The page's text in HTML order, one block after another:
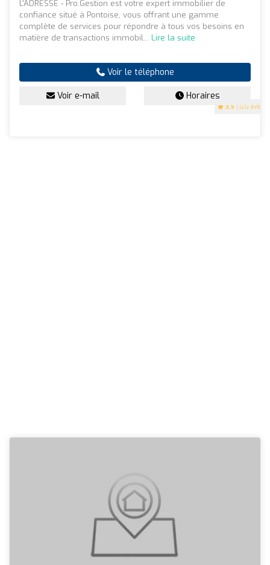
3.5 (120 avis)
L'ADRESSE - Pro.Gestion est votre expert immobilier de
confiance situé à Pontoise, vous offrant une gamme
complète de services pour répondre à tous vos besoins en
matière de transactions immobil... Lire la suite
Voir le téléphone
Voir e-mail Horaires